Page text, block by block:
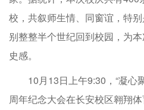
校，共叙师生情、同窗谊，特
别整整半个世纪回到校园，为
史感。
10月13日上午9:30，“凝心
周年纪念大会在长安校区翱翔